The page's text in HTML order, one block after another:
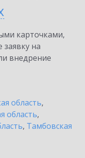
карточками,
на
внедрение
область,
область,
, Тамбовская